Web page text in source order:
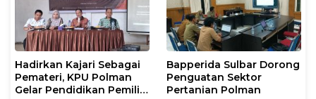
Hadirkan Kajari Sebagai
Pemateri, KPU Polman
Gelar Pendidikan Pemilih
Bapperida Sulbar Dorong
Penguatan Sektor
Pertanian Polman